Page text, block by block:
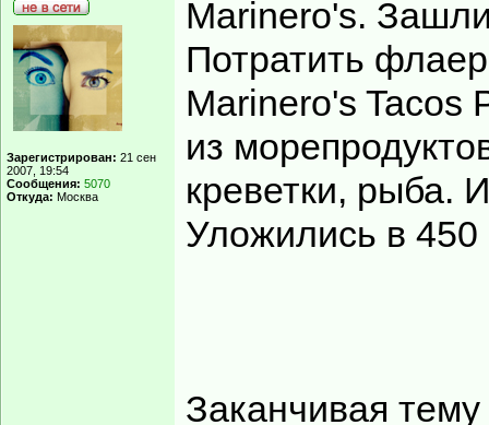
Зарегистрирован: 21 сен
2007, 19:54
Сообщения: 5070
Откуда: Москва
Marinero's.
Потратить
Marinero's Tacos
из
креветки, рыба.
Уложились в
Заканчивая